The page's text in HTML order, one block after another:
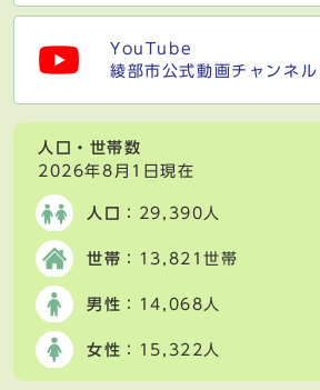
YouTube
綾部市公式動画チャンネル
人口・世帯数
2026年8月1日現在
人口 ：29,390人
世帯 ：13,821世帯
男性 ：14,068人
女性 ：15,322人